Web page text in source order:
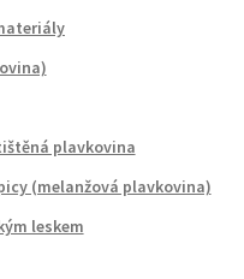
plavkovina
(melanžová plavkovina)
leskem